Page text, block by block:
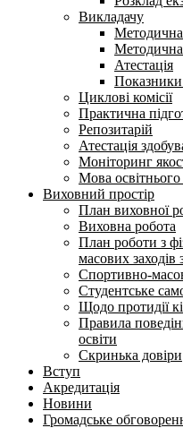
Викладачу
Методична
Методична
Атестація
Циклові комісії
Практична
Репозитарій
Атестація
Моніторинг
Мова
Виховний простір
План виховної
Виховна робота
План роботи з
масових заходів
Спортивно-
Студентське
Щодо протидії
Правила
освіти
Скринька довіри
Вступ
Акредитація
Новини
Громадське